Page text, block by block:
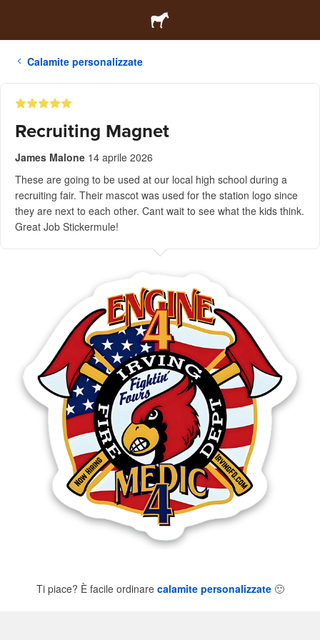
Calamite personalizzate
Recruiting Magnet
James Malone 14 aprile 2026
These are going to be used at our local high school during a
recruiting fair. Their mascot was used for the station logo since
they are next to each other. Cant wait to see what the kids think.
Great Job Stickermule!
Ti piace? È facile ordinare calamite personalizzate 🙂